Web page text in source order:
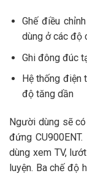
Ghế điều
dùng ở các độ
Ghi đông đúc
Hệ thống điện
độ tăng dần
Người dùng sẽ
đứng
dùng xem TV,
luyện. Ba chế độ